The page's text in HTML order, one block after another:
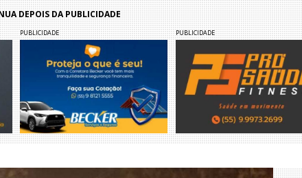
DEPOIS DA PUBLICIDADE
PUBLICIDADE PUBLICIDADE